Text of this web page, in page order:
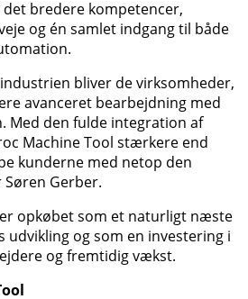
bredere kompetencer,
og én samlet indgang til både
bliver de virksomheder,
avanceret bearbejdning med
Med den fulde integration af
Machine Tool stærkere end
kunderne med netop den
Gerber.
opkøbet som et naturligt næste
udvikling og som en investering i
og fremtidig vækst.